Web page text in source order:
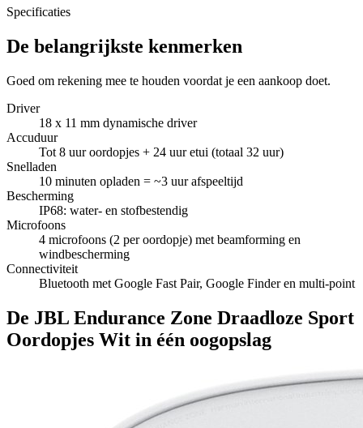
Specificaties
De belangrijkste kenmerken
Goed om rekening mee te houden voordat je een aankoop doet.
Driver
18 x 11 mm dynamische driver
Accuduur
Tot 8 uur oordopjes + 24 uur etui (totaal 32 uur)
Snelladen
10 minuten opladen = ~3 uur afspeeltijd
Bescherming
IP68: water- en stofbestendig
Microfoons
4 microfoons (2 per oordopje) met beamforming en
windbescherming
Connectiviteit
Bluetooth met Google Fast Pair, Google Finder en multi-point
De JBL Endurance Zone Draadloze Sport
Oordopjes Wit in één oogopslag